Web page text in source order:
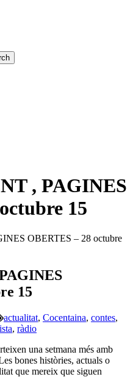
, PAGINES
15
OBERTES – 28 octubre
15
actualitat, Cocentaina, contes,
, ràdio
una setmana més amb
bones històries, actuals o
que mereix que siguen